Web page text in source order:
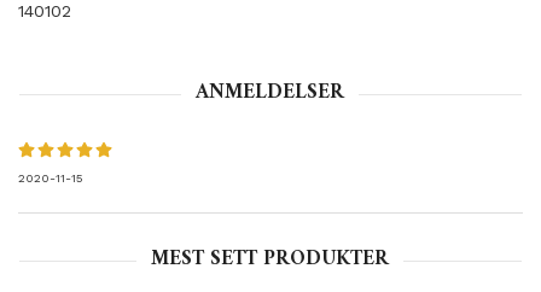
140102
ANMELDELSER
2020-11-15
MEST SETT PRODUKTER